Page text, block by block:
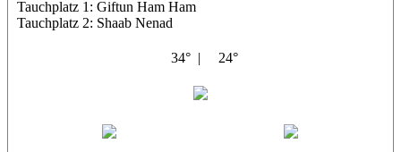
Tauchplatz 1: Giftun Ham Ham
Tauchplatz 2: Shaab Nenad
34° | 24°